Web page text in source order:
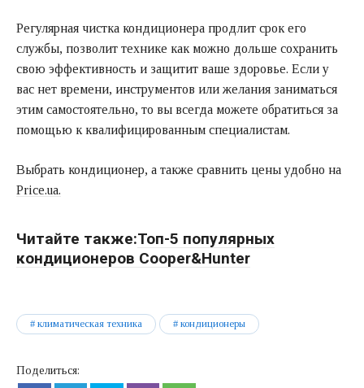
Регулярная чистка кондиционера продлит срок его
службы, позволит технике как можно дольше сохранить
свою эффективность и защитит ваше здоровье. Если у
вас нет времени, инструментов или желания заниматься
этим самостоятельно, то вы всегда можете обратиться за
помощью к квалифицированным специалистам.
Выбрать кондиционер, а также сравнить цены удобно на
Price.ua.
Читайте также:Топ-5 популярных
кондиционеров Cooper&Hunter
климатическая техника кондиционеры
Поделиться: